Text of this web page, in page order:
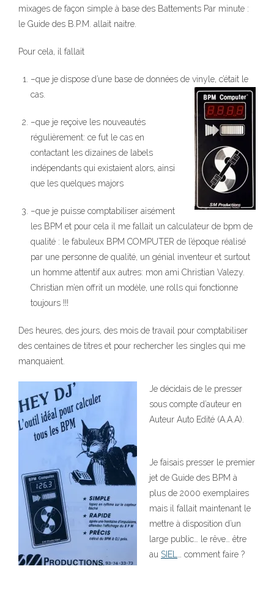
mixages de façon simple à base des Battements Par minute :
le Guide des B.P.M. allait naitre.
Pour cela, il fallait
–que je dispose d’une base de données de vinyle, c’était le
cas.
–que je reçoive les nouveautés
régulièrement: ce fut le cas en
contactant les dizaines de labels
indépendants qui existaient alors, ainsi
que les quelques majors
–que je puisse comptabiliser aisément
les BPM et pour cela il me fallait un calculateur de bpm de
qualité : le fabuleux BPM COMPUTER de l’époque réalisé
par une personne de qualité, un génial inventeur et surtout
un homme attentif aux autres: mon ami Christian Valezy.
Christian m’en offrit un modèle, une rolls qui fonctionne
toujours !!!
Des heures, des jours, des mois de travail pour comptabiliser
des centaines de titres et pour rechercher les singles qui me
manquaient.
Je décidais de le presser
sous compte d’auteur en
Auteur Auto Edité (A.A.A).
Je faisais presser le premier
jet de Guide des BPM à
plus de 2000 exemplaires
mais il fallait maintenant le
mettre à disposition d’un
large public… le rêve… être
au SIEL … comment faire ?